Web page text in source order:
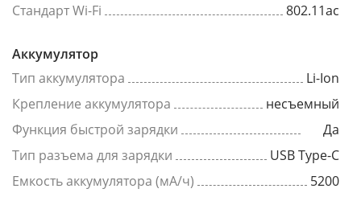
Стандарт Wi-Fi
802.11ac
Аккумулятор
Тип аккумулятора
Li-Ion
Крепление аккумулятора
несъемный
Функция быстрой зарядки
Да
Тип разъема для зарядки
USB Type-C
Емкость аккумулятора (мА/ч)
5200